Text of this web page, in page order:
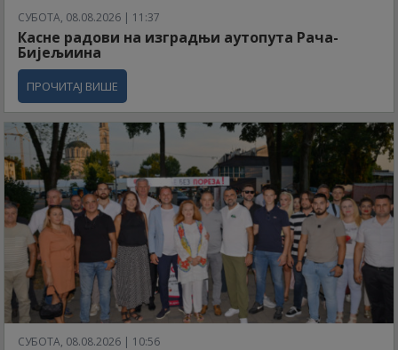
СУБОТА, 08.08.2026 | 11:37
Касне радови на изградњи аутопута Рача-
Бијељиина
ПРОЧИТАЈ ВИШЕ
СУБОТА, 08.08.2026 | 10:56